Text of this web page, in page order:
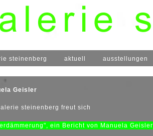
steinenberg aktuell ausstellungen
Geisler
steinenberg freut sich
ein Bericht von Manuela